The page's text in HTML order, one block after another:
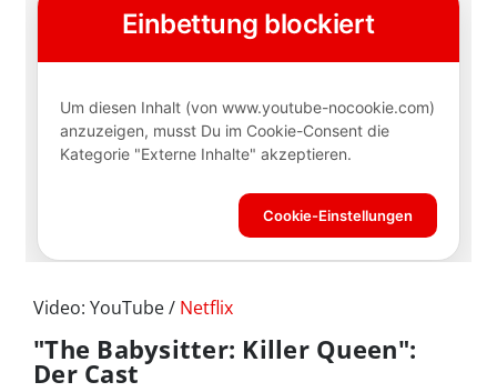
Video: YouTube / Netflix
"The Babysitter: Killer Queen":
Der Cast